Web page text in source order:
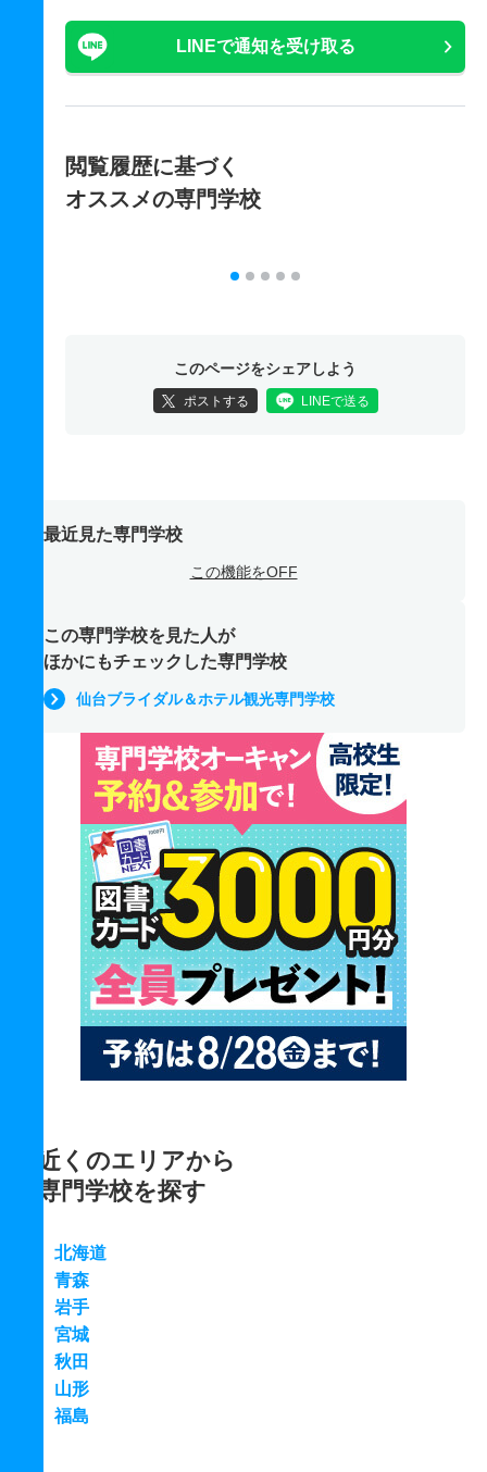
LINEで通知を受け取る
閲覧履歴に基づく
オススメの専門学校
このページをシェアしよう
ポストする LINEで送る
最近見た専門学校
この機能をOFF
この専門学校を見た人が
ほかにもチェックした専門学校
仙台ブライダル＆ホテル観光専門学校
近くのエリアから
専門学校を探す
北海道
青森
岩手
宮城
秋田
山形
福島